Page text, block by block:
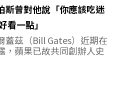
斯曾對他說「你應該吃迷
看一點」
蓋茲（Bill Gates）近期在
，蘋果已故共同創辦人史